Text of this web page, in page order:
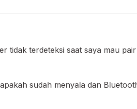
tidak terdeteksi saat saya mau
sudah menyala dan